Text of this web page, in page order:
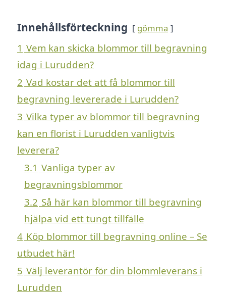
Innehållsförteckning gömma
1 Vem kan skicka blommor till begravning
idag i Lurudden?
2 Vad kostar det att få blommor till
begravning levererade i Lurudden?
3 Vilka typer av blommor till begravning
kan en florist i Lurudden vanligtvis
leverera?
3.1 Vanliga typer av
begravningsblommor
3.2 Så här kan blommor till begravning
hjälpa vid ett tungt tillfälle
4 Köp blommor till begravning online – Se
utbudet här!
5 Välj leverantör för din blommleverans i
Lurudden